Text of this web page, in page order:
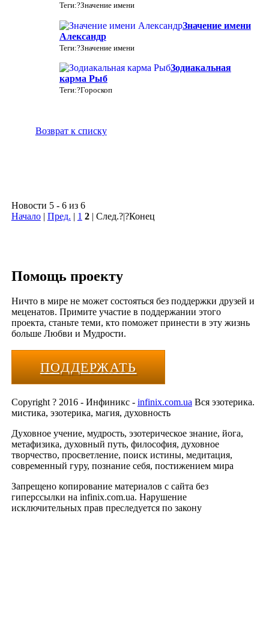
Теги:?Значение имени
Значение имени
Александр
Теги:?Значение имени
Зодиакальная
карма Рыб
Теги:?Гороскоп
Возврат к списку
Новости 5 - 6 из 6
Начало| Пред. | 1 2| След.?|?Конец
Помощь проекту
Ничто в мире не может состояться без поддержки друзей и
меценатов. Примите участие в поддержании этого
проекта, станьте теми, кто поможет принести в эту жизнь
больше Любви и Мудрости.
ПОДДЕРЖАТЬ
Copyright ? 2016 - Инфиникс - infinix.com.ua Вся эзотерика.
мистика, эзотерика, магия, духовность
Духовное учение, мудрость, эзотерическое знание, йога,
метафизика, духовный путь, философия, духовное
творчество, просветление, поиск истины, медитация,
современный гуру, познание себя, постижением мира
Запрещено копирование материалов с сайта без
гиперссылки на infinix.com.ua. Нарушение
исключительных прав преследуется по закону